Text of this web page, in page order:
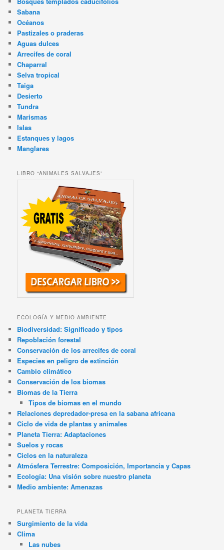
Sabana
Océanos
Pastizales o praderas
Aguas dulces
Arrecifes de coral
Chaparral
Selva tropical
Taiga
Desierto
Tundra
Marismas
Islas
Estanques y lagos
Manglares
LIBRO “ANIMALES SALVAJES”
ECOLOGÍA Y MEDIO AMBIENTE
Biodiversidad: Significado y tipos
Repoblación forestal
Conservación de los arrecifes de coral
Especies en peligro de extinción
Cambio climático
Conservación de los biomas
Biomas de la Tierra
Tipos de biomas en el mundo
Relaciones depredador-presa en la sabana africana
Ciclo de vida de plantas y animales
Planeta Tierra: Adaptaciones
Suelos y rocas
Ciclos en la naturaleza
Atmósfera Terrestre: Composición, Importancia y Capas
Ecología: Una visión sobre nuestro planeta
Medio ambiente: Amenazas
PLANETA TIERRA
Surgimiento de la vida
Clima
Las nubes